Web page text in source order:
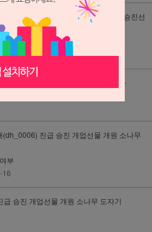
서양란 서양난 개업화분 거실 집들이 승진선
12
개업화분 거실 집들이 승진선물 축하
(dh_0006) 진급 승진 개업선물 개원 소나무
부
16
승진 개업선물 개원 소나무 도자기